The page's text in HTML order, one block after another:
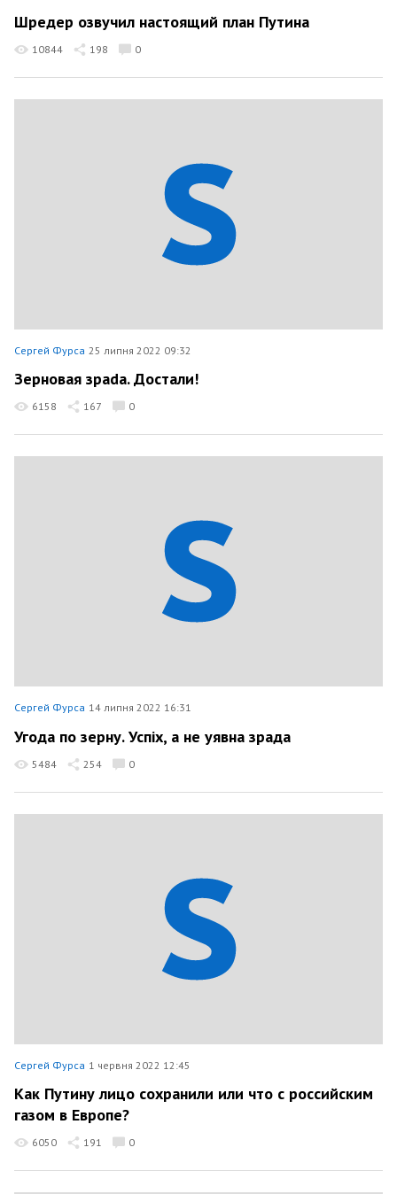
Шредер озвучил настоящий план Путина
10844 198 0
Сергей Фурса 25 липня 2022 09:32
Зерновая зраdа. Достали!
6158 167 0
Сергей Фурса 14 липня 2022 16:31
Угода по зерну. Успіх, а не уявна зрада
5484 254 0
Сергей Фурса 1 червня 2022 12:45
Как Путину лицо сохранили или что с российским
газом в Европе?
6050 191 0